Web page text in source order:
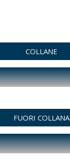
COLLANE
FUORI COLLANA